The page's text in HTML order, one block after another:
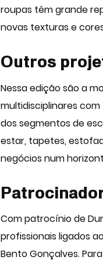
roupas têm grande
novas texturas e
Outros
Nessa edição são a
multidisciplinares
dos segmentos de
estar, tapetes,
negócios num
Com patrocínio de
profissionais ligados
Bento Gonçalves.